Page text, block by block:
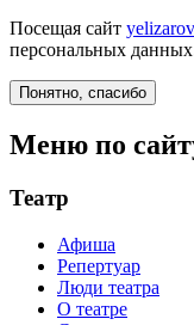
Посещая сайт
персональных
Понятно , спасибо
Меню по
Театр
Афиша
Репертуар
Люди театра
О театре